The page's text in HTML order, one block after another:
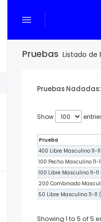
menu
Pruebas Listado de
Pruebas
Show
Prueba
400 Libre Masculino 11-
100 Pecho Masculino 11-
100 Libre Masculino 11-11
200 Combinado
50 Libre Masculino 11-11
Showing 1 to 5 of 5